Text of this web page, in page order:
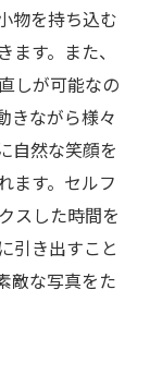
物を持ち込む
す。また、
しが可能なの
きながら様々
自然な笑顔を
ます。セルフ
スした時間を
引き出すこと
敵な写真をた